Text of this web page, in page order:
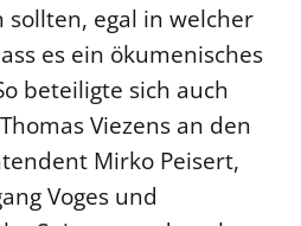
sollten, egal in welcher
es ein ökumenisches
beteiligte sich auch
Viezens an den
Mirko Peisert,
Voges und